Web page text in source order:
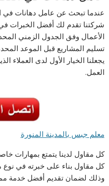
عندما تبحث عن عامل دهانات في
شركتنا تقدم لك أفضل الخبرات
الأعمال وفق الجدول الزمني
تسليم المشاريع قبل الموعد
يجعلنا الخيار الأول لدى العملاء
العمل.
معلم جبس بالمدينة المنورة
كل مقاول لدينا يتمتع بمهارات
كل مقاول بناء على خبرته في نوع
وذلك لضمان تقديم أفضل خدمة